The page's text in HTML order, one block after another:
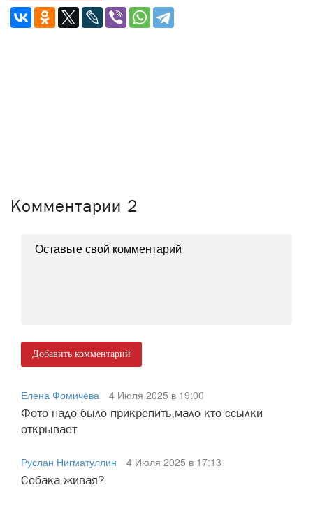
Комментарии 2
Добавить комментарий
Елена Фомичёва
4 Июля 2025 в 19:00
Фото надо было прикрепить,мало кто ссылки
открывает
Руслан Нигматуллин
4 Июля 2025 в 17:13
Собака живая?